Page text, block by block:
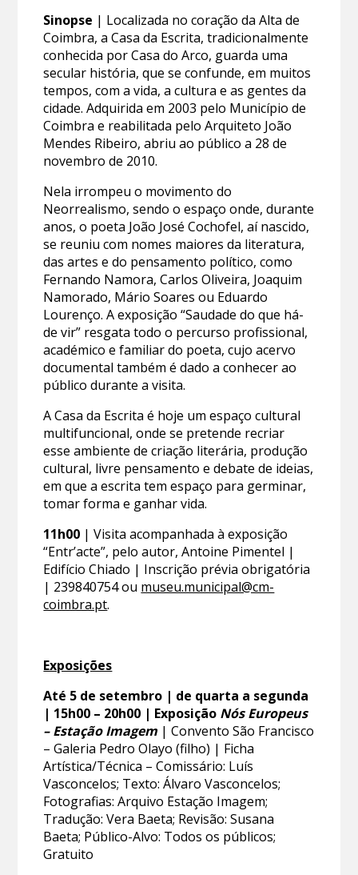
Sinopse | Localizada no coração da Alta de
Coimbra, a Casa da Escrita, tradicionalmente
conhecida por Casa do Arco, guarda uma
secular história, que se confunde, em muitos
tempos, com a vida, a cultura e as gentes da
cidade. Adquirida em 2003 pelo Município de
Coimbra e reabilitada pelo Arquiteto João
Mendes Ribeiro, abriu ao público a 28 de
novembro de 2010.
Nela irrompeu o movimento do
Neorrealismo, sendo o espaço onde, durante
anos, o poeta João José Cochofel, aí nascido,
se reuniu com nomes maiores da literatura,
das artes e do pensamento político, como
Fernando Namora, Carlos Oliveira, Joaquim
Namorado, Mário Soares ou Eduardo
Lourenço. A exposição “Saudade do que há-
de vir” resgata todo o percurso profissional,
académico e familiar do poeta, cujo acervo
documental também é dado a conhecer ao
público durante a visita.
A Casa da Escrita é hoje um espaço cultural
multifuncional, onde se pretende recriar
esse ambiente de criação literária, produção
cultural, livre pensamento e debate de ideias,
em que a escrita tem espaço para germinar,
tomar forma e ganhar vida.
11h00 | Visita acompanhada à exposição
“Entr’acte”, pelo autor, Antoine Pimentel |
Edifício Chiado | Inscrição prévia obrigatória
| 239840754 ou museu.municipal@cm-
coimbra.pt.
Exposições
Até 5 de setembro | de quarta a segunda
| 15h00 – 20h00 | Exposição Nós Europeus
– Estação Imagem | Convento São Francisco
– Galeria Pedro Olayo (filho) | Ficha
Artística/Técnica – Comissário: Luís
Vasconcelos; Texto: Álvaro Vasconcelos;
Fotografias: Arquivo Estação Imagem;
Tradução: Vera Baeta; Revisão: Susana
Baeta; Público-Alvo: Todos os públicos;
Gratuito